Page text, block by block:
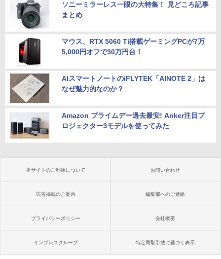
ソニーミラーレス一眼の大特集！ 見どころ記事
まとめ
マウス、RTX 5060 Ti搭載ゲーミングPCが7万
5,000円オフで30万円台！
AIスマートノートのiFLYTEK「AINOTE 2」は
なぜ魅力的なのか？
Amazon プライムデー過去最安! Anker注目プ
ロジェクター3モデルを使ってみた
本サイトのご利用について お問い合わせ
広告掲載のご案内 編集部へのご連絡
プライバシーポリシー 会社概要
インプレスグループ 特定商取引法に基づく表示